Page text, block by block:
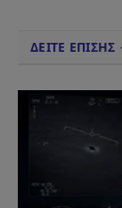
ΔΕΙΤΕ ΕΠΙΣΗΣ